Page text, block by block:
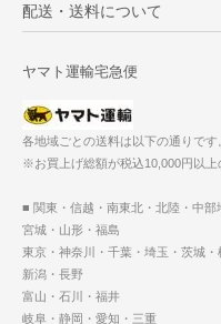
配送・送料について
ヤマト運輸宅急便
各地域ごとの送料は以下の通りです
※お買上げ総額が税込10,000円以上
■ 関東・信越・南東北・北陸・中部
宮城・山形・福島
東京・神奈川・千葉・埼玉・茨城・
新潟・長野
富山・石川・福井
岐阜・静岡・愛知・三重